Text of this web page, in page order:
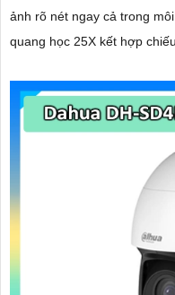
ảnh rõ nét ngay cả trong
quang học 25X kết hợp
cùng chuẩn chống nước